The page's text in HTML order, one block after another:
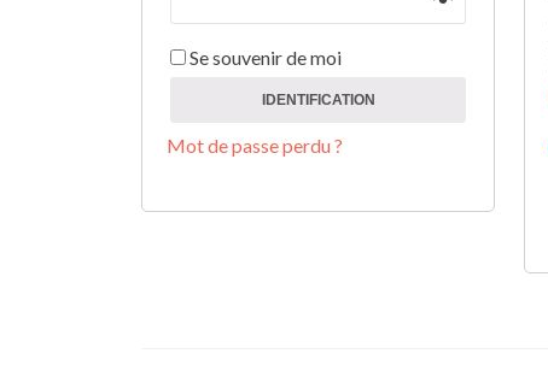
Se souvenir de moi
IDENTIFICATION
Mot de passe perdu ?